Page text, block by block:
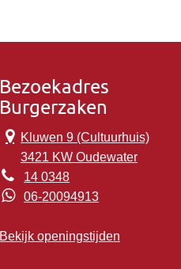
Bezoekadres
Burgerzaken
Kluwen 9 (Cultuurhuis)
3421 KW Oudewater
14 0348
06-20094913
Bekijk openingstijden